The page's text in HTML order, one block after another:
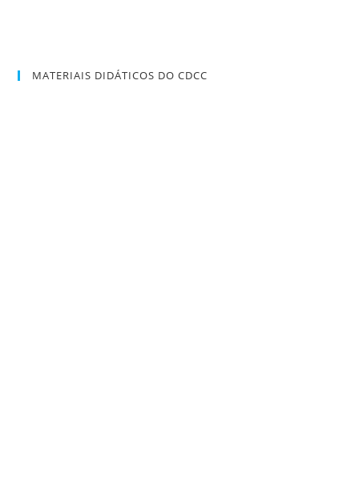
MATERIAIS DIDÁTICOS DO CDCC